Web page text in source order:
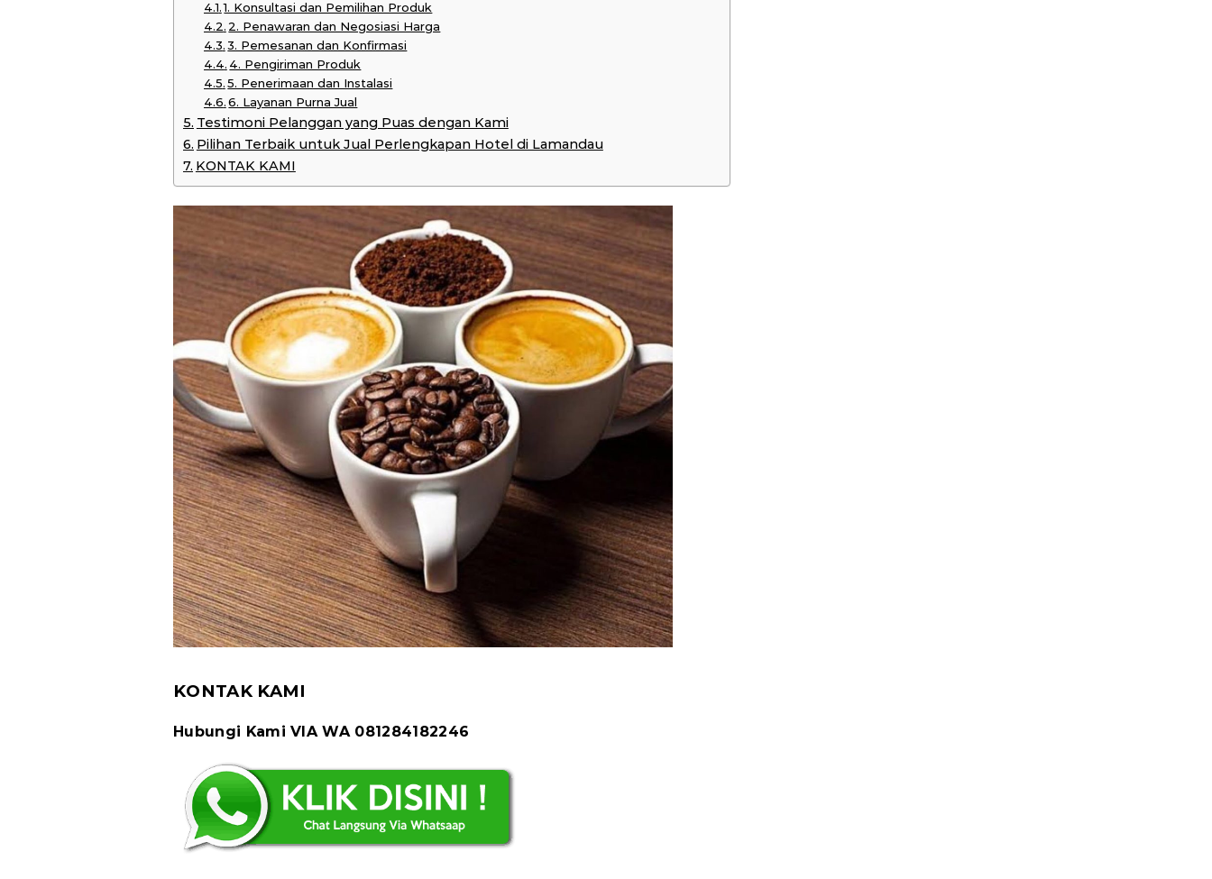
1. Konsultasi dan Pemilihan Produk
2. Penawaran dan Negosiasi Harga
3. Pemesanan dan Konfirmasi
4. Pengiriman Produk
5. Penerimaan dan Instalasi
6. Layanan Purna Jual
Testimoni Pelanggan yang Puas dengan Kami
Pilihan Terbaik untuk Jual Perlengkapan Hotel di Lamandau
KONTAK KAMI
KONTAK KAMI
Hubungi Kami VIA WA 081284182246